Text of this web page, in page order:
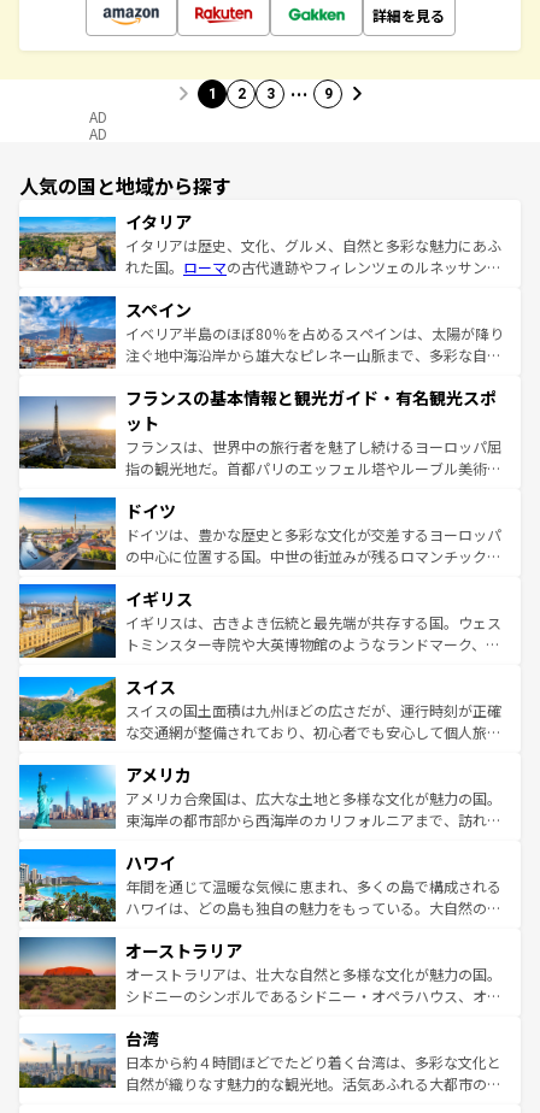
詳細を見る
1 2 3 … 9
AD
AD
人気の国と地域から探す
イタリア
イタリアは歴史、文化、グルメ、自然と多彩な魅力にあふ
れた国。 ローマの古代遺跡やフィレンツェのルネッサンス
ろん、トスカーナの美しい田園風景やアマルフィ海岸の絶
景など、自然景観も見逃せない。観光の合間には、本場の
ピザやパスタなど、絶品のイタリア料理を堪能することも
ませてくれるイタリアで、忘れられない旅をしてみよう！
なお、新着のイタリア情報は
しい。
スペイン
イベリア半島のほぼ80％を占めるスペインは、太陽が降り
注ぐ地中海沿岸から雄大なピレネー山脈まで、多彩な自然
文化が根付くこの国では、情熱的なフラメンコ、熱気あふ
れる闘牛、そして美味しいタパスが生活の一部となってい
る。首都マドリードの洗練された雰囲気や、バルセロナの
アートに溢れた街角から、地方では古代ローマ遺跡や中世
せる。地方によって風土や気候が異なるスペインはその個
性で訪れる人を魅了する。 なお、新着のスペイン情報は コ
ンテンツ一覧を参照してほしい。
フランスの基本情報と観光ガイド・有名観光スポ
ット
フランスは、世界中の旅行者を魅了し続けるヨーロッパ屈
指の観光地だ。首都パリのエッフェル塔やルーブル美術館
で、幅広い魅力が詰まっている。華麗な宮殿、歴史的な大
聖堂、美しいビーチ、そして豊かな自然が、訪れる者を心
から魅了する。また、フランスは美食の国としても知ら
いる。シャンパンの発祥地であるランス、プロヴァンスの
香り高いラベンダー畑など、多彩な楽しみ方が可能だ。さ
らに、パリ以外の地域にも魅力が溢れており、どの街角に
れる地方に足を運ぶとそれぞれで全く異なる文化を体験で
きるだろう。 なお、新着のフランス情報はコンテンツ一覧
を参照してほしい。
ドイツ
ドイツは、豊かな歴史と多彩な文化が交差するヨーロッパ
の中心に位置する国。中世の街並みが残るロマンチック街
顔を持つこの国は、どこを歩いても飽きることがない。ベ
ルリンの文化的活気、バイエルン州のアルプスの絶景、そ
してライン川沿いのワイン畑といった風景は必見。ビール
は、お酒好きな人にはぜひ体験してほしい。 なお、新着の
ドイツ情報はコンテンツ一覧を参照してほしい。
イギリス
イギリスは、古きよき伝統と最先端が共存する国。ウェス
トミンスター寺院や大英博物館のようなランドマーク、歴
リアごとに異なる魅力がある。また、優雅なアフタヌーン
ティー、ビール好きにはたまらない英国パブ、サッカー観
戦など、本場だからこそできる体験も豊富。イギリスを旅
ンツ一覧を参照してほしい。
スイス
スイスの国土面積は九州ほどの広さだが、運行時刻が正確
な交通網が整備されており、初心者でも安心して個人旅行
の建物がそのまま残る町や、スイスならではのユニークな
博物館もあり、アルプス観光だけでなく町歩きも満喫する
ことができる。国民の所得が高いため物価も高いが、旅行
ば市内交通費無料で観光を楽しむこともできる。 なお、新
着のスイス情報はコンテンツ一覧 を参照してほしい。
アメリカ
アメリカ合衆国は、広大な土地と多様な文化が魅力の国。
東海岸の都市部から西海岸のカリフォルニアまで、訪れる
のような巨大都市は、観光、ショッピング、エンターテイ
ンメントが詰まった刺激的なスポットだ。一方、アメリカ
西部には大自然が広がり、グランドキャニオンやイエロー
部のニューオーリンズでは、音楽と美食が融合した独特の
文化が魅力。旅行者はアメリカの各地域で異なる魅力を楽
しみながら、その多様性と豊かな歴史を感じることができ
ならではの贅沢な旅のスタイルだ。 なお、新着のアメリカ
情報はコンテンツ一覧を参照してほしい。
ハワイ
年間を通じて温暖な気候に恵まれ、多くの島で構成される
ハワイは、どの島も独自の魅力をもっている。大自然の神
ワイ島は見逃せない。また、定番の観光地といえばオアフ
島だが、静かな自然を求めるならマウイ島やカウアイ島が
おすすめ。エメラルドグリーンに輝く海をはじめ、豊かな
れるおもてなしの心で訪れる人々を迎えてくれるハワイの
人々、おいしいローカルフードやハワイアンミュージッ
ク、伝統的なフラダンスなど、すべてがハワイの魅力を彩
オーストラリア
オーストラリアは、壮大な自然と多様な文化が魅力の国。
シドニーのシンボルであるシドニー・オペラハウス、オー
リアリーフや大陸中央部にそびえるウルル（エアーズロッ
ク）、タスマニアの美しい原生林やケアンズの熱帯雨林な
ど、見どころがたくさん。また、カフェやワイン、オージ
台湾
日本から約４時間ほどでたどり着く台湾は、多彩な文化と
自然が織りなす魅力的な観光地。活気あふれる大都市の台